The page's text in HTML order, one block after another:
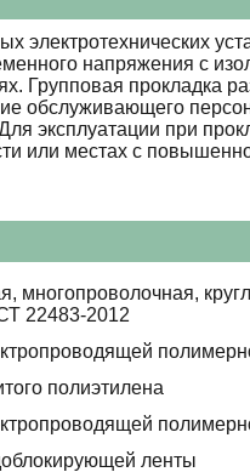
электротехнических
напряжения с
Групповая прокладка
обслуживающего
эксплуатации при
или местах с
многопроволочная,
22483-2012
полиэтилена
ленты